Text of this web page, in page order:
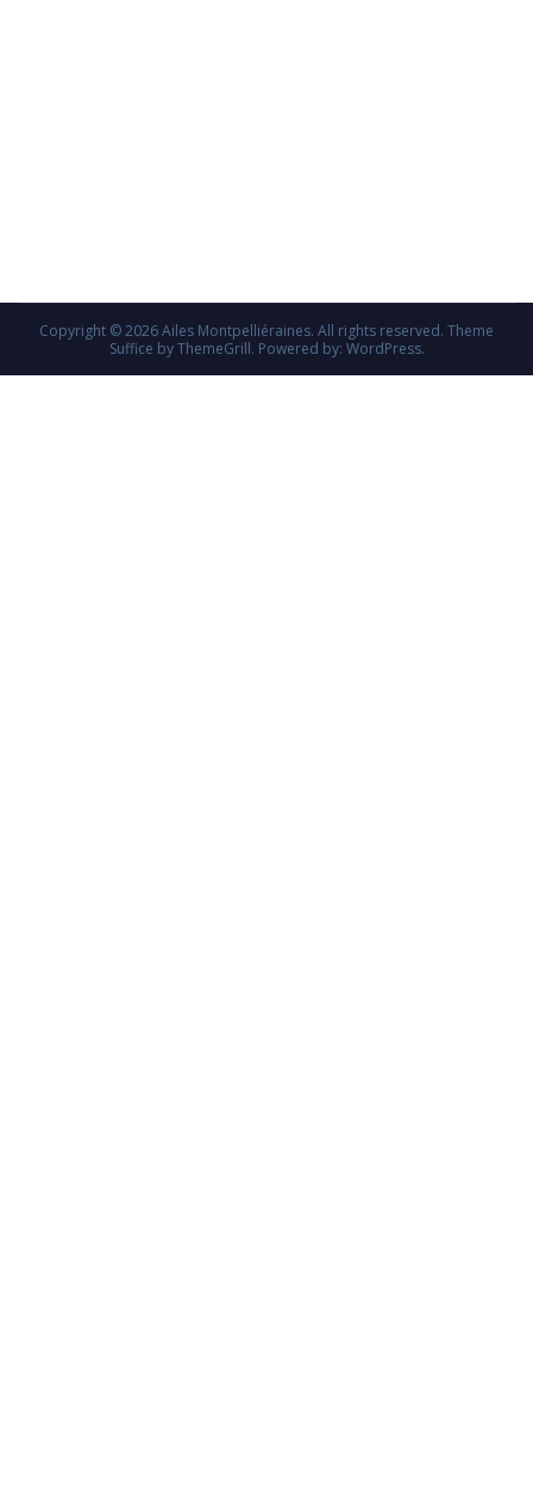
Copyright © 2026Ailes Montpelliéraines. All rights reserved. Theme
Suffice by ThemeGrill. Powered by: WordPress.